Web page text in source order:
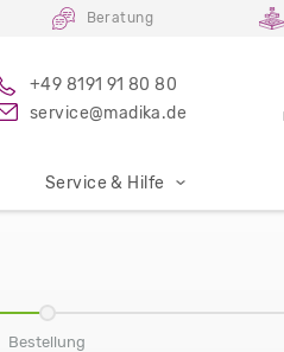
Beratung
+49 8191 91 80 80
service@madika.de
Service & Hilfe
Bestellung